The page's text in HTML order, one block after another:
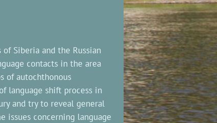
Siberia and the Russian
contacts in the area
of autochthonous
language shift process in
and try to reveal general
issues concerning language